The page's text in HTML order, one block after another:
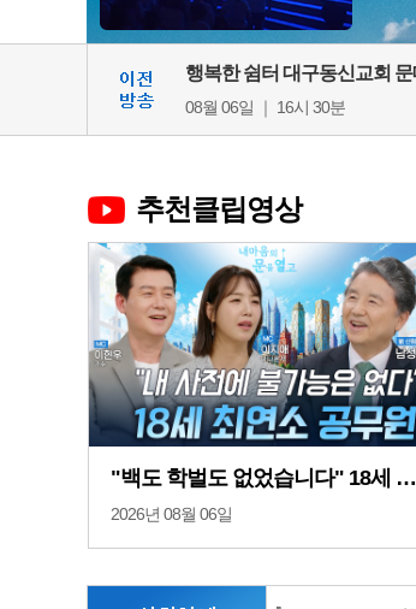
08월 06일 ｜ 16시 30분
추천클립영상
"백도 학벌도 없었습니다" 18세 최연소 공무원에서 산림청장이 되기까지 [내 마음의 문을 열고 4회 前 산림청장 남성현 교수]
2026년 08월 06일